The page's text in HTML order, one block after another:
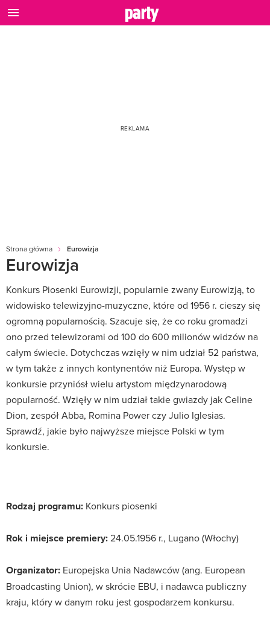
Strona główna Eurowizja
Eurowizja
Konkurs Piosenki Eurowizji, popularnie zwany Eurowizją, to
widowisko telewizyjno-muzyczne, które od 1956 r. cieszy się
ogromną popularnością. Szacuje się, że co roku gromadzi
ono przed telewizorami od 100 do 600 milionów widzów na
całym świecie. Dotychczas wzięły w nim udział 52 państwa,
w tym także z innych kontynentów niż Europa. Występ w
konkursie przyniósł wielu artystom międzynarodową
popularność. Wzięły w nim udział takie gwiazdy jak Celine
Dion, zespół Abba, Romina Power czy Julio Iglesias.
Sprawdź, jakie było najwyższe miejsce Polski w tym
konkursie.
Rodzaj programu: Konkurs piosenki
Rok i miejsce premiery:24.05.1956 r., Lugano (Włochy)
Organizator: Europejska Unia Nadawców (ang. European
Broadcasting Union), w skrócie EBU, i nadawca publiczny
kraju, który w danym roku jest gospodarzem konkursu.